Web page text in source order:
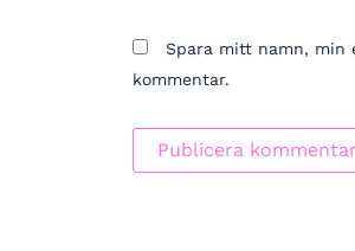
Spara mitt namn, min
kommentar.